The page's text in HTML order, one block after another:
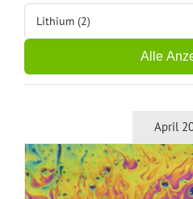
Lithium (2)
Alle
April